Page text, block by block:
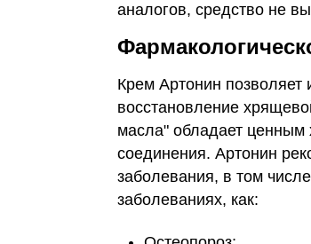
аналогов, средство не
Крем Артонин позволяет
восстановление
масла" обладает ценным
соединения. Артонин
заболевания, в том
заболеваниях, как: